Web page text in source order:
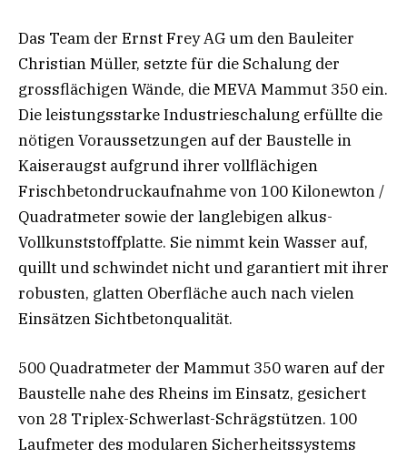
Das Team der Ernst Frey AG um den Bauleiter
Christian Müller, setzte für die Schalung der
grossflächigen Wände, die MEVA Mammut 350 ein.
Die leistungsstarke Industrieschalung erfüllte die
nötigen Voraussetzungen auf der Baustelle in
Kaiseraugst aufgrund ihrer vollflächigen
Frischbetondruckaufnahme von 100 Kilonewton /
Quadratmeter sowie der langlebigen alkus-
Vollkunststoffplatte. Sie nimmt kein Wasser auf,
quillt und schwindet nicht und garantiert mit ihrer
robusten, glatten Oberfläche auch nach vielen
Einsätzen Sichtbetonqualität.
500 Quadratmeter der Mammut 350 waren auf der
Baustelle nahe des Rheins im Einsatz, gesichert
von 28 Triplex-Schwerlast-Schrägstützen. 100
Laufmeter des modularen Sicherheitssystems